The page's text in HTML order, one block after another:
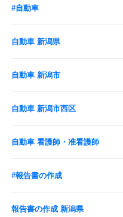
#自動車
自動車 新潟県
自動車 新潟市
自動車 新潟市西区
自動車 看護師・准看護師
#報告書の作成
報告書の作成 新潟県